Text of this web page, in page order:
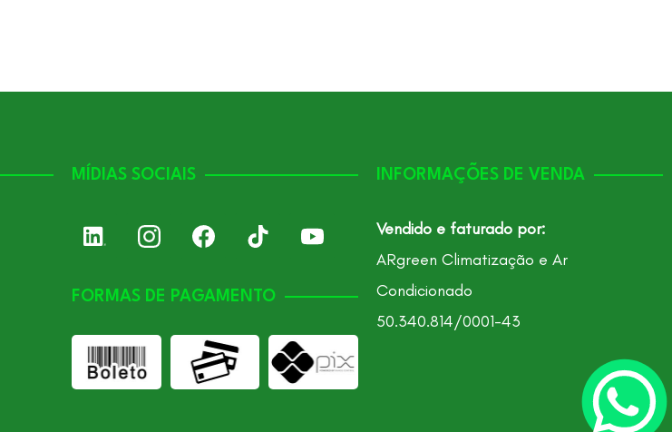
MÍDIAS SOCIAIS
FORMAS DE PAGAMENTO
INFORMAÇÕES DE VENDA
Vendido e faturado por:
ARgreen Climatização e Ar
Condicionado
50.340.814/0001-43